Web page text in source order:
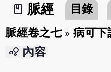
book_2
脈經 目錄
脈經卷之七»病可下
bubble_chart 內容